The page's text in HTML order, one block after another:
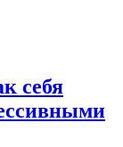
себя